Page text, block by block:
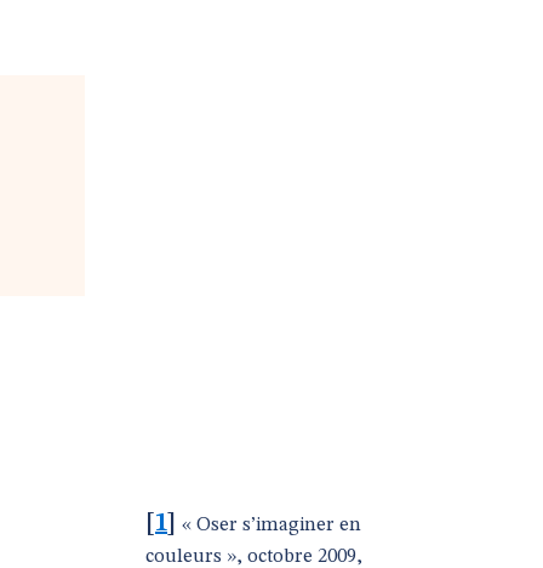
1
« Oser s’imaginer en
couleurs », octobre 2009,